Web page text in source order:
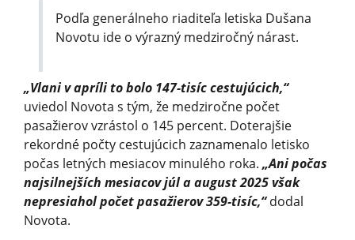
Podľa generálneho riaditeľa letiska Dušana
Novotu ide o výrazný medziročný nárast.
„Vlani v apríli to bolo 147-tisíc cestujúcich,“
uviedol Novota s tým, že medziročne počet
pasažierov vzrástol o 145 percent. Doterajšie
rekordné počty cestujúcich zaznamenalo letisko
počas letných mesiacov minulého roka. „Ani počas
najsilnejších mesiacov júl a august 2025 však
nepresiahol počet pasažierov 359-tisíc,“dodal
Novota.